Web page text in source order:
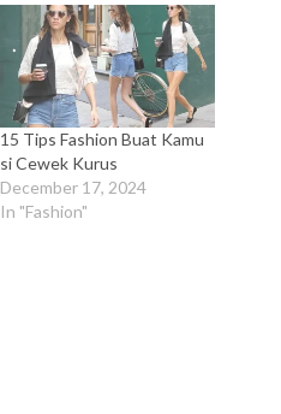
15 Tips Fashion Buat Kamu
si Cewek Kurus
December 17, 2024
In "Fashion"